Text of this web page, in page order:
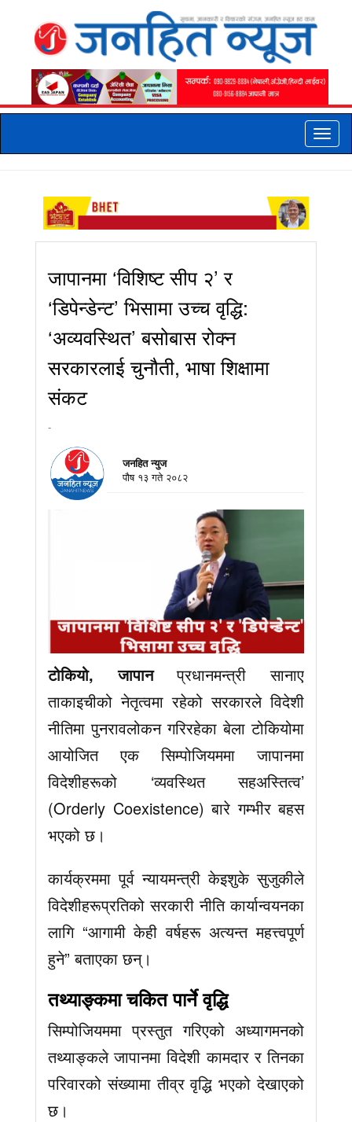
Toggle
जापानमा ‘विशिष्ट सीप २’ र
‘डिपेन्डेन्ट’ भिसामा उच्च वृद्धि:
‘अव्यवस्थित’ बसोबास रोक्न
सरकारलाई चुनौती, भाषा शिक्षामा
संकट
-
जनहित न्युज
पौष १३ गते २०८२
टोकियो, जापानप्रधानमन्त्री सानाए
ताकाइचीको नेतृत्वमा रहेको सरकारले विदेशी
नीतिमा पुनरावलोकन गरिरहेका बेला टोकियोमा
आयोजित एक सिम्पोजियममा जापानमा
विदेशीहरूको ‘व्यवस्थित सहअस्तित्व’
(Orderly Coexistence) बारे गम्भीर बहस
भएको छ।
कार्यक्रममा पूर्व न्यायमन्त्री केइशुके सुजुकीले
विदेशीहरूप्रतिको सरकारी नीति कार्यान्वयनका
लागि “आगामी केही वर्षहरू अत्यन्त महत्त्वपूर्ण
हुने” बताएका छन्।
तथ्याङ्कमा चकित पार्ने वृद्धि
सिम्पोजियममा प्रस्तुत गरिएको अध्यागमनको
तथ्याङ्कले जापानमा विदेशी कामदार र तिनका
परिवारको संख्यामा तीव्र वृद्धि भएको देखाएको
छ।